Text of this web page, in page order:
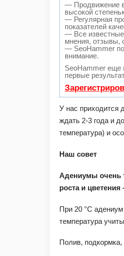
— Продвижение в
высокой
— Регулярная
показателей
— Все
мнения, отзывы,
— SeoHammer
внимание.
SeoHammer еще
первые
У нас приходится
ждать 2-3 года и
температура) и
Наш совет
Адениумы очень
роста и цветения
При 20 °C
температура
Полив, подкормка,